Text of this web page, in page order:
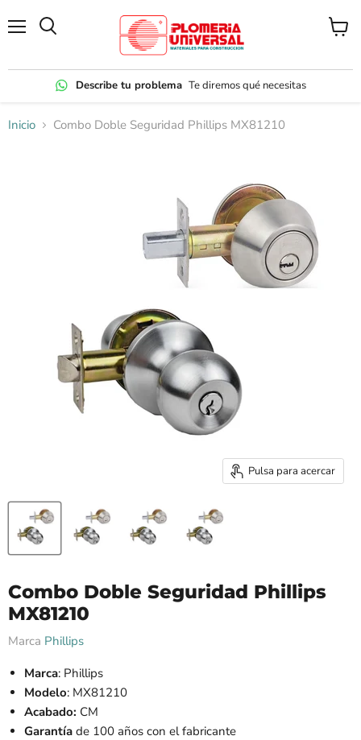
Describe tu problema Te diremos qué necesitas
Ver
Inicio Combo Doble Seguridad Phillips MX81210
Pulsa para acercar
Combo Doble Seguridad Phillips
MX81210
Marca Phillips
Marca: Phillips
Modelo: MX81210
Acabado: CM
Garantía de 100 años con el fabricante